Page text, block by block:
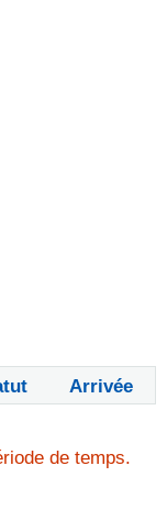
Arrivée
de temps.